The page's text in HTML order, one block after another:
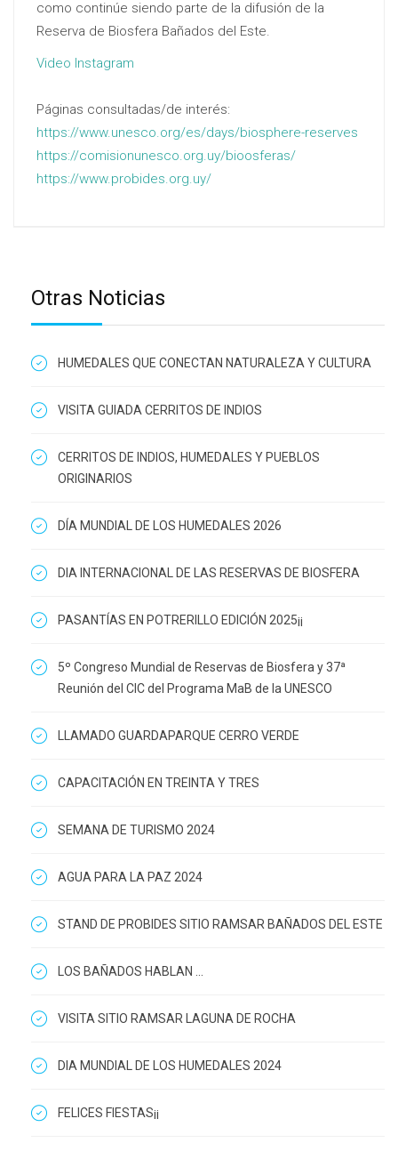
como continúe siendo parte de la difusión de la
Reserva de Biosfera Bañados del Este.
Video Instagram
Páginas consultadas/de interés:
https://www.unesco.org/es/days/biosphere-reserves
https://comisionunesco.org.uy/bioosferas/
https://www.probides.org.uy/
Otras Noticias
HUMEDALES QUE CONECTAN NATURALEZA Y CULTURA
VISITA GUIADA CERRITOS DE INDIOS
CERRITOS DE INDIOS, HUMEDALES Y PUEBLOS
ORIGINARIOS
DÍA MUNDIAL DE LOS HUMEDALES 2026
DIA INTERNACIONAL DE LAS RESERVAS DE BIOSFERA
PASANTÍAS EN POTRERILLO EDICIÓN 2025¡¡
5º Congreso Mundial de Reservas de Biosfera y 37ª
Reunión del CIC del Programa MaB de la UNESCO
LLAMADO GUARDAPARQUE CERRO VERDE
CAPACITACIÓN EN TREINTA Y TRES
SEMANA DE TURISMO 2024
AGUA PARA LA PAZ 2024
STAND DE PROBIDES SITIO RAMSAR BAÑADOS DEL ESTE
LOS BAÑADOS HABLAN ...
VISITA SITIO RAMSAR LAGUNA DE ROCHA
DIA MUNDIAL DE LOS HUMEDALES 2024
FELICES FIESTAS¡¡